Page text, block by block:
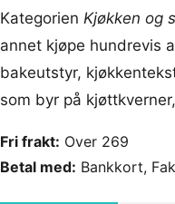
Kategorien Kjøkken og
annet kjøpe hundrevis
bakeutstyr,
som byr på
Fri frakt: Over 269
Betal med: Bankkort,